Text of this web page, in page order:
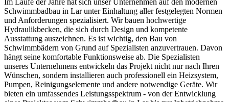
Schwimmbadbau in Lar unter Einhaltung aller festgelegten Normen
und Anforderungen spezialisiert. Wir bauen hochwertige
Hydraulikbecken, die sich durch Design und kompetente
Ausstattung auszeichnen. Es ist wichtig, den Bau von
Schwimmbädern von Grund auf Spezialisten anzuvertrauen. Davon
hängt seine komfortable Funktionsweise ab. Die Spezialisten
unseres Unternehmens entwickeln das Projekt nicht nur nach Ihren
Wünschen, sondern installieren auch professionell ein Heizsystem,
Pumpen, Reinigungselemente und andere notwendige Geräte. Wir
bieten ein umfassendes Leistungsspektrum - von der Entwicklung